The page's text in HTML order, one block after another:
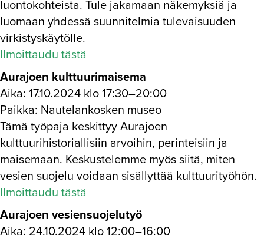
luontokohteista. Tule jakamaan näkemyksiä ja
luomaan yhdessä suunnitelmia tulevaisuuden
virkistyskäytölle.
Ilmoittaudu tästä
Aurajoen kulttuurimaisema
Aika: 17.10.2024 klo 17:30–20:00
Paikka: Nautelankosken museo
Tämä työpaja keskittyy Aurajoen
kulttuurihistoriallisiin arvoihin, perinteisiin ja
maisemaan. Keskustelemme myös siitä, miten
vesien suojelu voidaan sisällyttää kulttuurityöhön.
Ilmoittaudu tästä
Aurajoen vesiensuojelutyö
Aika: 24.10.2024 klo 12:00–16:00